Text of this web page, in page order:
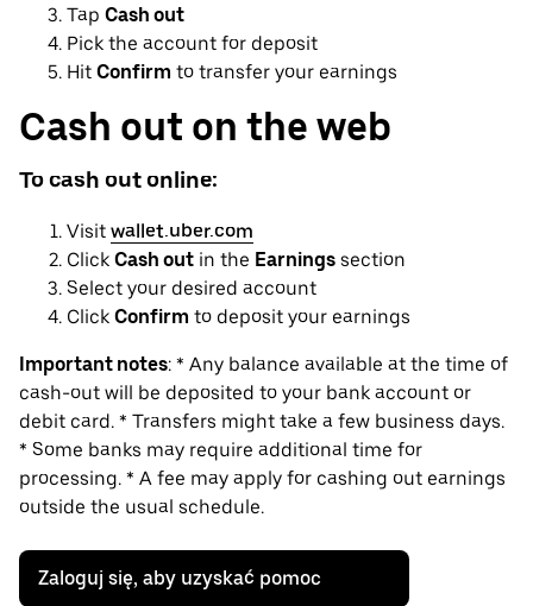
Tap Cash out
Pick the account for deposit
Hit Confirm to transfer your earnings
Cash out on the web
To cash out online:
Visit wallet.uber.com
Click Cash out in the Earnings section
Select your desired account
Click Confirm to deposit your earnings
Important notes: * Any balance available at the time of
cash-out will be deposited to your bank account or
debit card. * Transfers might take a few business days.
* Some banks may require additional time for
processing. * A fee may apply for cashing out earnings
outside the usual schedule.
Zaloguj się, aby uzyskać pomoc